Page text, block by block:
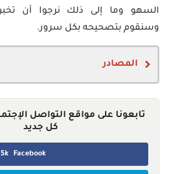
السهو وما إلى ذلك نرجوا أن
وسنقوم بتصحيحه بكل سرور.
المصادر
by Investment
2022: The Ultimate Guide
تابعونا على مواقع التواصل
كل جديد
Facebook